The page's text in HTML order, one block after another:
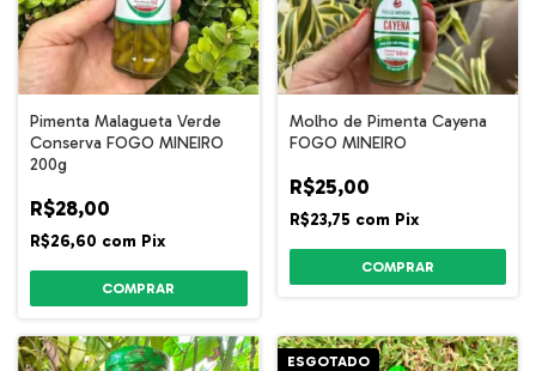
Pimenta Malagueta Verde
Conserva FOGO MINEIRO
200g
R$28,00
R$26,60 com Pix
Molho de Pimenta Cayena
FOGO MINEIRO
R$25,00
R$23,75 com Pix
ESGOTADO